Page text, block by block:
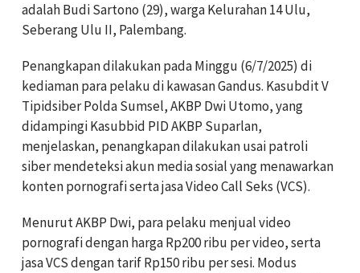
adalah Budi Sartono (29), warga Kelurahan 14 Ulu,
Seberang Ulu II, Palembang.
Penangkapan dilakukan pada Minggu (6/7/2025) di
kediaman para pelaku di kawasan Gandus. Kasubdit V
Tipidsiber Polda Sumsel, AKBP Dwi Utomo, yang
didampingi Kasubbid PID AKBP Suparlan,
menjelaskan, penangkapan dilakukan usai patroli
siber mendeteksi akun media sosial yang menawarkan
konten pornografi serta jasa Video Call Seks (VCS).
Menurut AKBP Dwi, para pelaku menjual video
pornografi dengan harga Rp200 ribu per video, serta
jasa VCS dengan tarif Rp150 ribu per sesi. Modus